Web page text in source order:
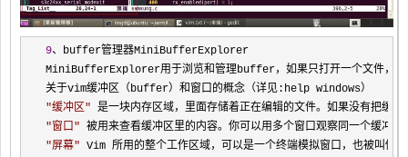
9、buffer管理器MiniBufferExplorer
MiniBufferExplorer用于浏览和管理buffer，如果只打开一个文件，
"缓冲区"
"窗口"
"屏幕" Vim 所用的整个工作区域，可以是一个终端模拟窗口，也被叫做